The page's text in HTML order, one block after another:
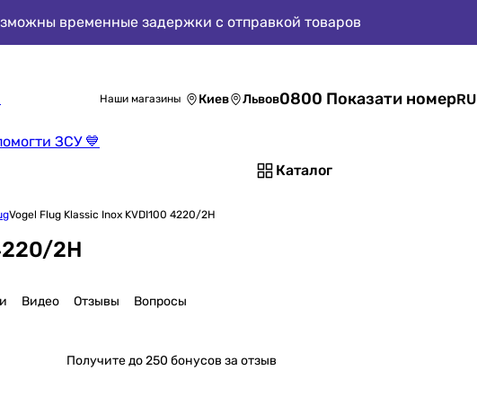
временные задержки с отправкой товаров
ЗСУ 💙
Наши магазины Киев Львов0800 Показати номерRU
Каталог
Vogel Flug Klassic Inox KVDI100 4220/2H
2H
Видео Отзывы Вопросы
Получитедо 250 бонусов за отзыв